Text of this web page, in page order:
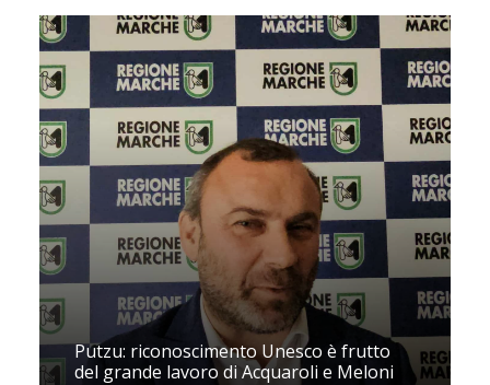
Putzu: riconoscimento Unesco è frutto
del grande lavoro di Acquaroli e Meloni